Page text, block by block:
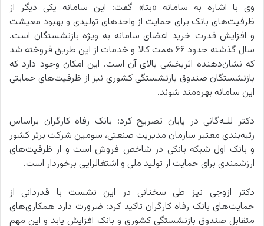
وی با اشاره به سامانه «بتا» گفت: این سامانه یکی دیگر از
ظرفیت‌های بانک برای حمایت از واحدهای تولیدی و بهبود معیشت
و افزایش قدرت خرید اعضای سامانه به ویژه بازنشستگان است.
سال گذشته حدود ۶۶ همت کالا و خدمات از این طریق فروخته شد
که نشان‌دهنده اثربخشی بالای آن است. این امکان وجود دارد که
بازنشستگان صندوق بازنشستگی کشوری نیز از ظرفیت‌های حمایتی
این سامانه بهره‌مند شوند.
دکتر للـه‌گانی در پایان تصریح کرد: بانک رفاه کارگران براساس
رتبه‌بندی معتبر سازمان مدیریت صنعتی، سومین شرکت برتر کشور
و بانک اول شبکه بانکی در شاخص فروش است و از ظرفیت‌های
ارزشمندی برای حمایت از تولید ملی و اشتغالزایی برخوردار است.
دکتر ازوجی نیز طی سخنانی در این نشست با قدردانی از
حمایت‌های بانک رفاه کارگران تاکید کرد: ضرورت دارد همکاری‌های
متقابل صندوق بازنشستگی کشوری و بانک افزایش یابد و این مهم